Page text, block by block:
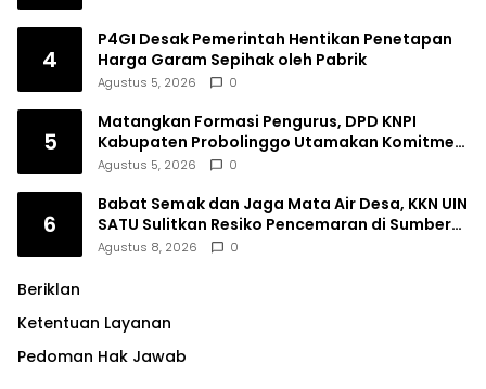
4
P4GI Desak Pemerintah Hentikan Penetapan
Harga Garam Sepihak oleh Pabrik
Agustus 5, 2026 0
5
Matangkan Formasi Pengurus, DPD KNPI
Kabupaten Probolinggo Utamakan Komitmen
dan Kinerja
Agustus 5, 2026 0
6
Babat Semak dan Jaga Mata Air Desa, KKN UIN
SATU Sulitkan Resiko Pencemaran di Sumber
Ngumbul
Agustus 8, 2026 0
Beriklan
Ketentuan Layanan
Pedoman Hak Jawab